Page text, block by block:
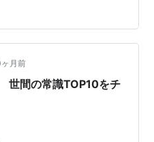
10撮影 かに星雲（M1）
GS-
赤道儀 ,ZWO Off-Axis
月前
世間の常識TOP10をチ